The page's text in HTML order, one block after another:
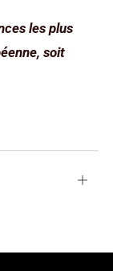
les plus
soit
Ouvrir